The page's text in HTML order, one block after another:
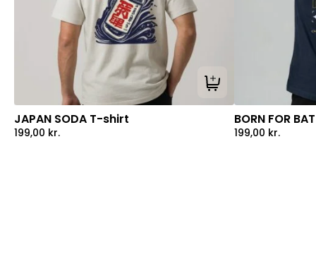
Tilføj til kurv
JAPAN SODA T-shirt
199,00 kr.
BORN FOR
199,00 kr.